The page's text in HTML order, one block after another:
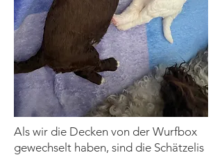
Als wir die Decken von der Wurfbox
gewechselt haben, sind die Schätzelis